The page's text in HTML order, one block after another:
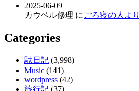
2025-06-09
カウベル修理 に ごろ寝の人より
Categories
駄日記 (3,998)
Music (141)
wordpress (42)
旅行記 (37)